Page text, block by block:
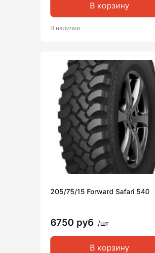
В корзину
В наличии
205/75/15 Forward Safari 540
6750 руб /шт
В корзину